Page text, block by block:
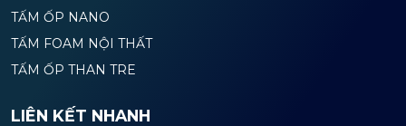
TẤM ỐP NANO
TẤM FOAM NỘI THẤT
TẤM ỐP THAN TRE
LIÊN KẾT NHANH